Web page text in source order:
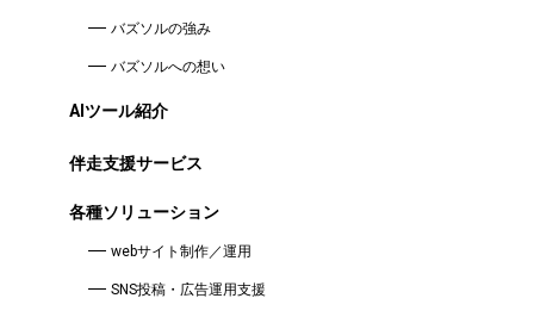
バズソルの強み
バズソルへの想い
AIツール紹介
伴走支援サービス
各種ソリューション
webサイト制作／運用
SNS投稿・広告運用支援